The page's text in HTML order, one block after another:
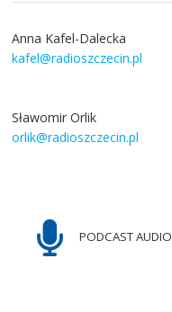
Anna Kafel-Dalecka
kafel@radioszczecin.pl
Sławomir Orlik
orlik@radioszczecin.pl
PODCAST AUDIO